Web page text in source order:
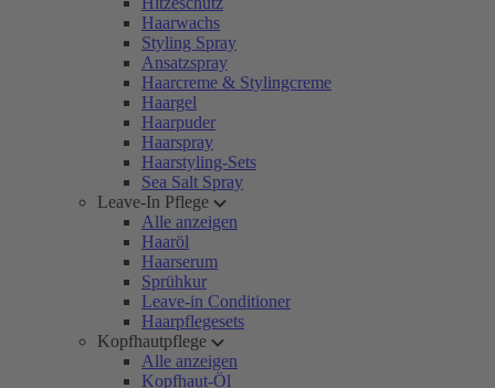
Haarwachs
Styling Spray
Ansatzspray
Haarcreme & Stylingcreme
Haargel
Haarpuder
Haarspray
Haarstyling-Sets
Sea Salt Spray
Leave-In Pflege
Alle anzeigen
Haaröl
Haarserum
Sprühkur
Leave-in Conditioner
Haarpflegesets
Kopfhautpflege
Alle anzeigen
Kopfhaut-Öl